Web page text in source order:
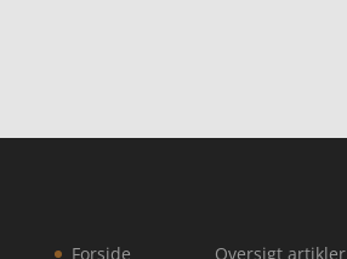
Forside
Oversigt artikler